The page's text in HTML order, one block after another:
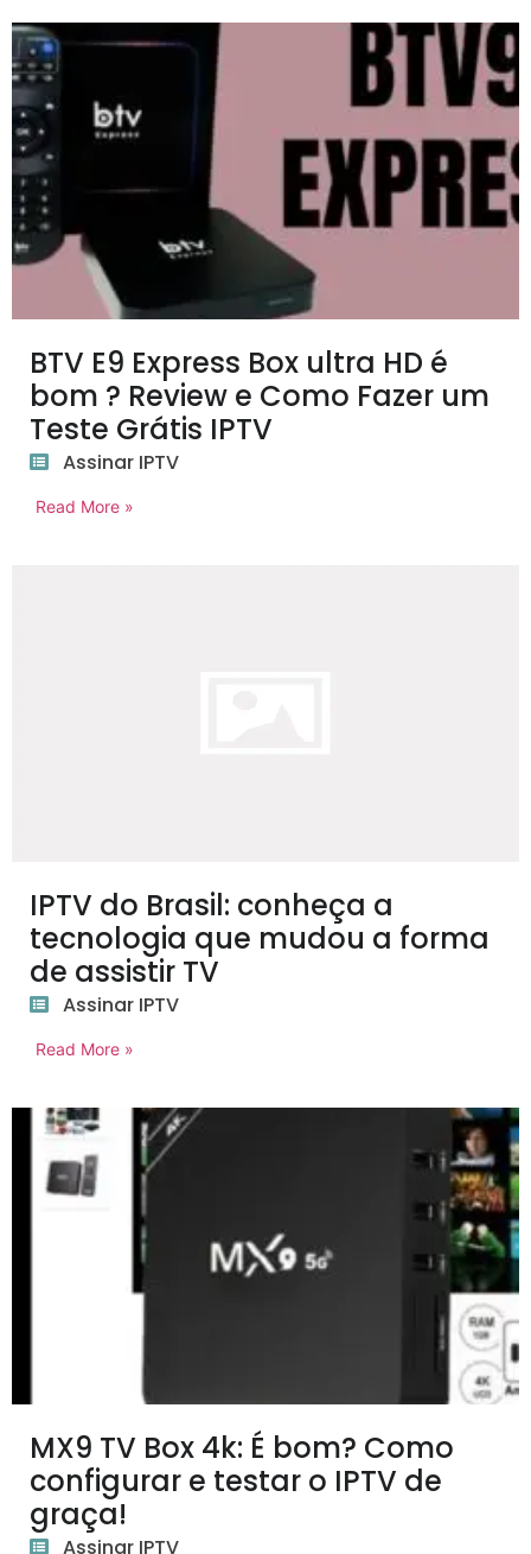
BTV E9 Express Box ultra HD é
bom ? Review e Como Fazer um
Teste Grátis IPTV
Assinar IPTV
Read More »
IPTV do Brasil: conheça a
tecnologia que mudou a forma
de assistir TV
Assinar IPTV
Read More »
MX9 TV Box 4k: É bom? Como
configurar e testar o IPTV de
graça!
Assinar IPTV